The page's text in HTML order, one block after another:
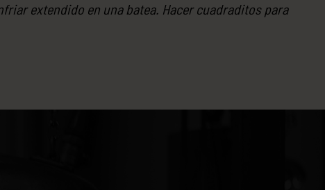
extendido en una batea. Hacer cuadraditos para